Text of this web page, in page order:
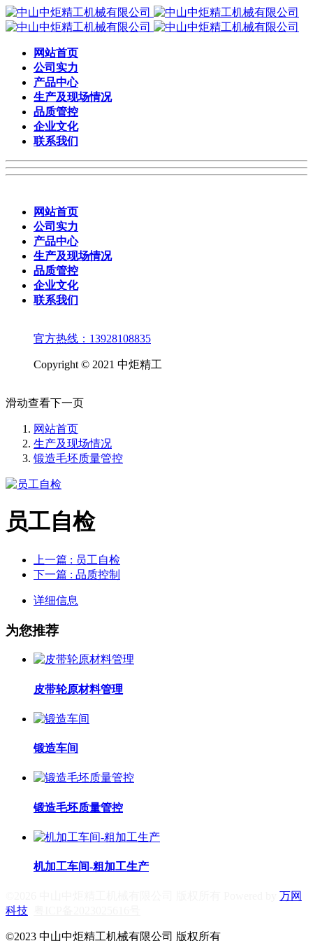
网站首页
公司实力
产品中心
生产及现场情况
品质管控
企业文化
联系我们
网站首页
公司实力
产品中心
生产及现场情况
品质管控
企业文化
联系我们
官方热线：13928108835
Copyright © 2021 中炬精工
滑动查看下一页
网站首页
生产及现场情况
锻造毛坯质量管控
员工自检
上一篇 : 员工自检
下一篇 : 品质控制
详细信息
为您推荐
皮带轮原材料管理
锻造车间
锻造毛坯质量管控
机加工车间-粗加工生产
万网
科技
©2023 中山中炬精工机械有限公司 版权所有